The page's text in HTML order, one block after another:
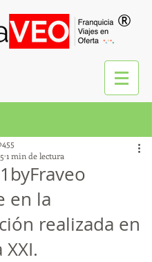
®
en la
realizada en
1 min de lectura